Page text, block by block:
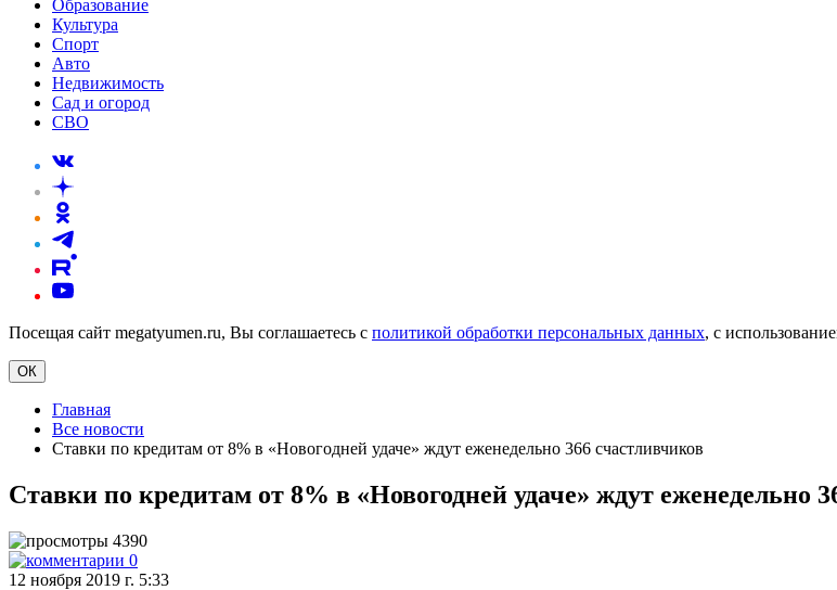
Образование
Культура
Спорт
Авто
Недвижимость
Сад и огород
СВО
Посещая сайт megatyumen.ru, Вы соглашаетесь с политикой обработки персональных данных, с
ОК
Главная
Все новости
Ставки по кредитам от 8% в «Новогодней удаче» ждут еженедельно 366 счастливчиков
Ставки по кредитам от 8% в «Новогодней удаче» ждут еженедельно
4390
0
12 ноября 2019 г. 5:33